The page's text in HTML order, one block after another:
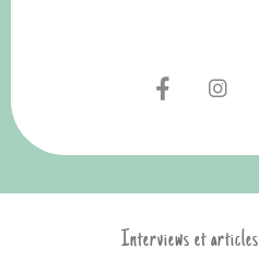
Interviews et articles